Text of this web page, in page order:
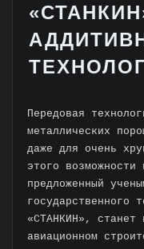
Передовая
металлических
даже для очень
этого
предложенный
государственного
«СТАНКИН», станет
авиационном